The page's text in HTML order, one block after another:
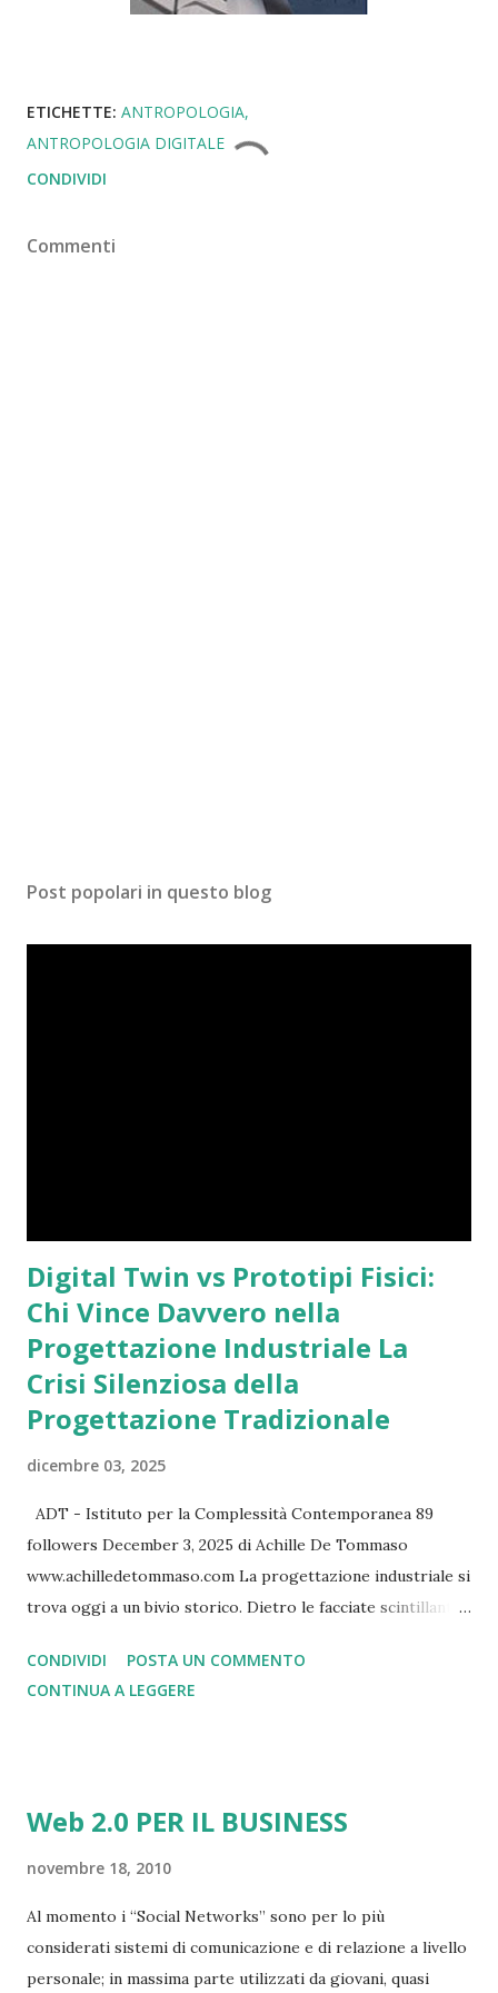
ETICHETTE: ANTROPOLOGIA
ANTROPOLOGIA DIGITALE
CONDIVIDI
Commenti
Post popolari in questo blog
Digital Twin vs Prototipi Fisici:
Chi Vince Davvero nella
Progettazione Industriale La
Crisi Silenziosa della
Progettazione Tradizionale
dicembre 03, 2025
ADT - Istituto per la Complessità Contemporanea 89
followers December 3, 2025 di Achille De Tommaso
www.achilledetommaso.com La progettazione industriale si
trova oggi a un bivio storico. Dietro le facciate scintillanti
sull'innovazione, si nasconde una realtà scomoda: il modello
tradizionale basato su prototipi fisici sta mostrando crepe
lavora con margini inferiori al 10%, e le catene di
crisi sistemica che minaccia la competitività dell'industria
manifatturiera, proprio mentre le pressioni competitive si
intensificano. I clienti richiedono prodotti sempre più
CONDIVIDI
POSTA UN COMMENTO
CONTINUA A LEGGERE
Web 2.0 PER IL BUSINESS
novembre 18, 2010
Al momento i “Social Networks” sono per lo più
considerati sistemi di comunicazione e di relazione a livello
personale; in massima parte utilizzati da giovani, quasi